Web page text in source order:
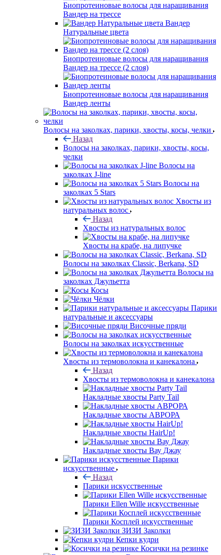
Биопротеиновые волосы для наращивания
Вандер на трессе
Вандер
Натуральные цвета
Биопротеиновые волосы для наращивания
Вандер на трессе (2 слоя)
Биопротеиновые волосы для наращивания
Вандер ленты
Волосы на заколках, парики, хвосты, косы, челки
Назад
Волосы на заколках, парики, хвосты, косы,
челки
Волосы на
заколках J-line
Волосы на
заколках 5 Stars
Хвосты из
натуральных волос
Назад
Хвосты из натуральных волос
Хвосты на крабе, на липучке
Волосы на заколках Classic, Berkana, SD
Волосы на
заколках Джульетта
Косы
Чёлки
Парики
натуральные и аксессуары
Височные пряди
Волосы на заколках искусственные
Хвосты из термоволокна и канекалона
Назад
Хвосты из термоволокна и канекалона
Накладные хвосты Party Tail
Накладные хвосты АВРОРА
Накладные хвосты HairUp!
Накладные хвосты Вау Джау
Парики
искусственные
Назад
Парики искусственные
Парики Ellen Wille искусственные
Парики Косплей искусственные
ЗИЗИ Заколки
Кепки кудри
Косички на резинке